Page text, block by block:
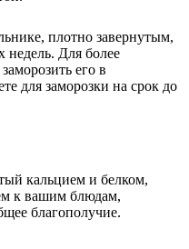
плотно завернутым,
недель. Для более
его в
для заморозки на срок до
кальцием и белком,
к вашим блюдам,
благополучие.